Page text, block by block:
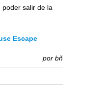
poder salir de la
Escape
por bñ